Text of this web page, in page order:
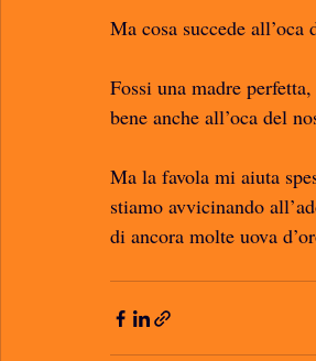
Ma cosa succede
Fossi una madre
bene anche all’oca del
Ma la favola mi aiuta
stiamo avvicinando
di ancora molte uova